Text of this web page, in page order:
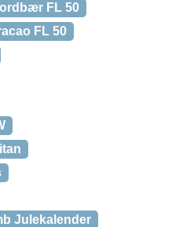
FL 50
FL 50
Julekalender